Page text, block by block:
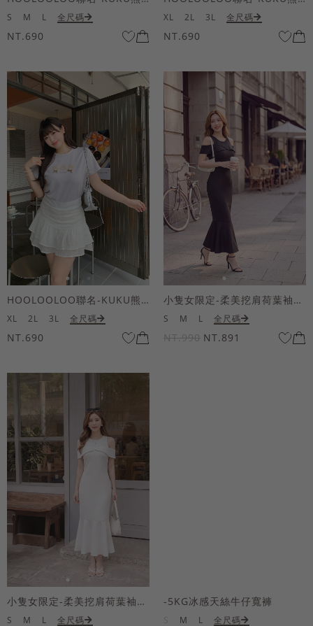
S M L 全尺碼
NT.690
XL 2L 3L 全尺碼
NT.690
HOOLOOLOO聯名-KUKU熊蝴蝶結短袖上衣
XL 2L 3L 全尺碼
NT.690
小隻女限定-柔美挖肩荷葉袖魚尾長洋裝
S M L 全尺碼
NT.990 NT.891
小隻女限定-柔美挖肩荷葉袖魚尾長洋裝
S M L 全尺碼
-5KG冰感天絲牛仔寬褲
M L 全尺碼